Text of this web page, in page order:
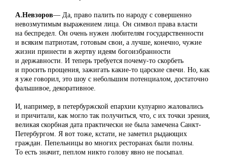
А.Невзоров― Да, право палить по народу с совершенно
невозмутимым выражением лица. Он символ права власти
на беспредел. Он очень нужен любителям государственности
и всяким патриотам, готовым свои, а лучше, конечно, чужие
жизни принести в жертву идеям богоизбранности
и державности. И теперь требуется почему-то скорбеть
и просить прощения, зажигать какие-то царские свечи. Но, как
я уже говорил, это шоу с небольшим потенциалом, достаточно
фальшивое, декоративное.
И, например, в петербуржской епархии кулуарно жаловались
и причитали, как могло так получиться, что, с их точки зрения,
великая скорбная дата практически не была замечена Санкт-
Петербургом. Я вот тоже, кстати, не заметил рыдающих
граждан. Пепельницы во многих ресторанах были полны.
То есть значит, пеплом никто голову явно не посыпал.